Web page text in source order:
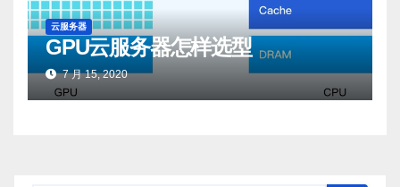
云服务器
GPU云服务器怎样选型
7 月 15, 2020